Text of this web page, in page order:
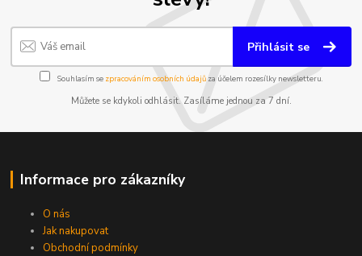
Přihlásit se
Souhlasím se zpracováním osobních údajůza účelem rozesílky newsletteru.
Můžete se kdykoli odhlásit. Zasíláme jednou za 7 dní.
Informace pro zákazníky
O nás
Jak nakupovat
Obchodní podmínky